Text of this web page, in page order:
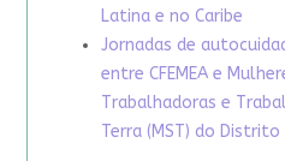
Latina e no Caribe
Jornadas de
entre CFEMEA e
Trabalhadoras e
Terra (MST) do